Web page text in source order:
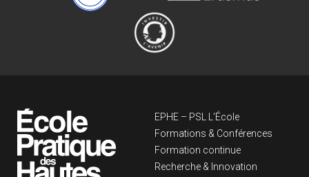
Navigation
EPHE – PSL L’École
Formations & Conférences
Formation continue
Recherche & Innovation